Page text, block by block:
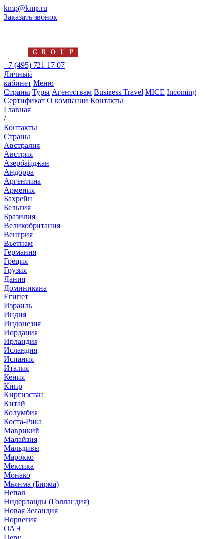
kmp@kmp.ru
Заказать звонок
+7 (495) 721 17 07
Личный
кабинет Меню
Страны Туры Агентствам Business Travel MICE Incoming
Сертификат О компании Контакты
Главная
/
Контакты
Страны
Австралия
Австрия
Азербайджан
Андорра
Аргентина
Армения
Бахрейн
Бельгия
Бразилия
Великобритания
Венгрия
Вьетнам
Германия
Греция
Грузия
Дания
Доминикана
Египет
Израиль
Индия
Индонезия
Иордания
Ирландия
Исландия
Испания
Италия
Кения
Кипр
Киргизстан
Китай
Колумбия
Коста-Рика
Маврикий
Малайзия
Мальдивы
Марокко
Мексика
Монако
Мьянма (Бирма)
Непал
Нидерланды (Голландия)
Новая Зеландия
Норвегия
ОАЭ
Перу